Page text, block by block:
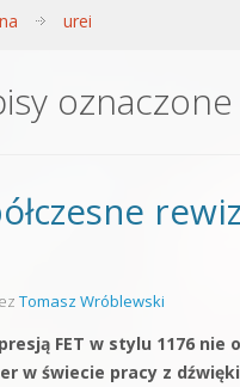
Sound Forge od podstaw
Kontakt 5 Kompendium
urei
Tomasz Wróblewski
FET w stylu 1176
w świecie pracy z